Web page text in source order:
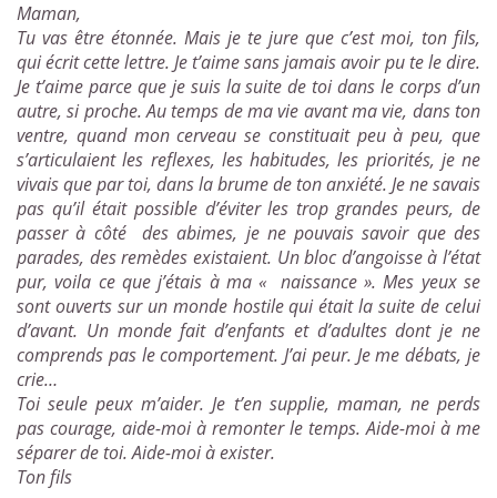
Maman,
Tu vas être étonnée. Mais je te jure que c’est moi, ton fils,
qui écrit cette lettre. Je t’aime sans jamais avoir pu te le dire.
Je t’aime parce que je suis la suite de toi dans le corps d’un
autre, si proche. Au temps de ma vie avant ma vie, dans ton
ventre, quand mon cerveau se constituait peu à peu, que
s’articulaient les reflexes, les habitudes, les priorités, je ne
vivais que par toi, dans la brume de ton anxiété. Je ne savais
pas qu’il était possible d’éviter les trop grandes peurs, de
passer à côté
des abimes, je ne pouvais savoir que des
parades, des remèdes existaient. Un bloc d’angoisse à l’état
pur, voila ce que j’étais à ma « naissance ». Mes yeux se
sont ouverts sur un monde hostile qui était la suite de celui
d’avant. Un monde fait d’enfants et d’adultes dont je ne
comprends pas le comportement. J’ai peur. Je me débats, je
crie…
Toi seule peux m’aider. Je t’en supplie, maman, ne perds
pas courage, aide-moi à remonter le temps. Aide-moi à me
séparer de toi. Aide-moi à exister.
Ton fils